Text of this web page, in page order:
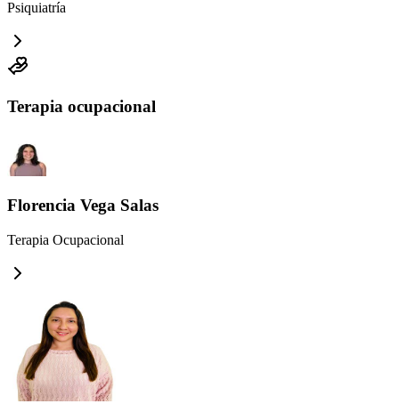
Psiquiatría
Terapia ocupacional
Florencia Vega Salas
Terapia Ocupacional